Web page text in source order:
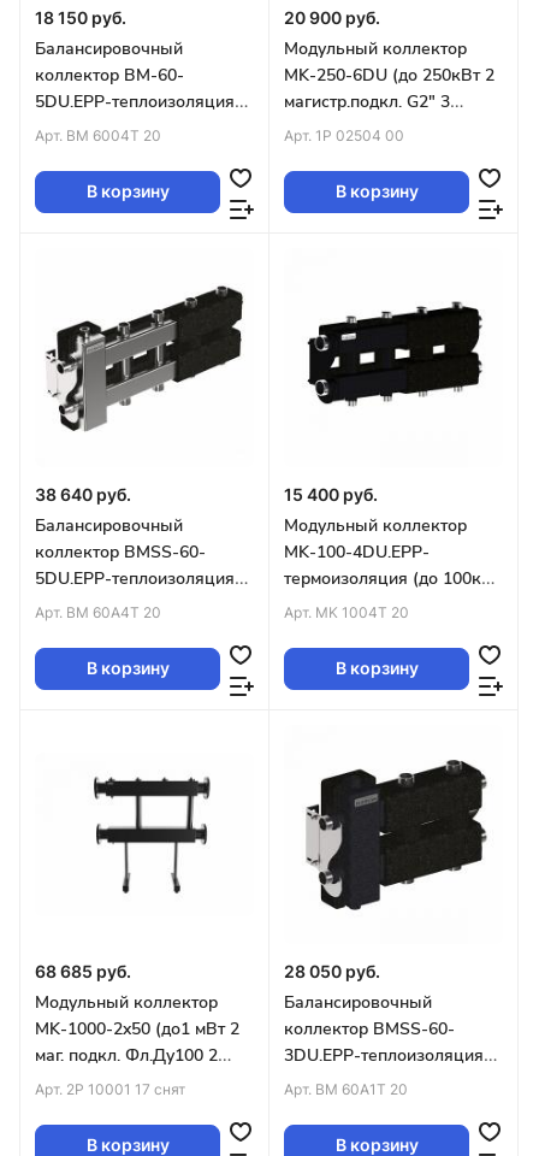
18 150 руб.
Балансировочный
коллектор BM-60-
5DU.EPP-теплоизоляция
(до 60кВт G1″ 2+2+1
кронштейны)
Арт. BM 6004T 20
В корзину
20 900 руб.
Модульный коллектор
MK-250-6DU (до 250кВт 2
магистр.подкл. G2″ 3
контура G1″ вверх и 3
Арт. 1P 02504 00
В корзину
38 640 руб.
Балансировочный
коллектор BMSS-60-
5DU.EPP-теплоизоляция
(до 60кВт G1″
кронштейны
Арт. BM 60A4T 20
В корзину
15 400 руб.
Модульный коллектор
MK-100-4DU.EPP-
термоизоляция (до 100кВт
2 магистрали G1¼″ 2+2
Арт. MK 1004T 20
В корзину
68 685 руб.
Модульный коллектор
MK-1000-2x50 (до1 мВт 2
маг. подкл. Фл.Ду100 2
контура G2″ вверх или
Арт. 2P 10001 17 снят
В корзину
28 050 руб.
Балансировочный
коллектор BMSS-60-
3DU.EPP-теплоизоляция
(до 60кВт G1″ 1+1+1
кронштейны
Арт. BM 60A1T 20
В корзину